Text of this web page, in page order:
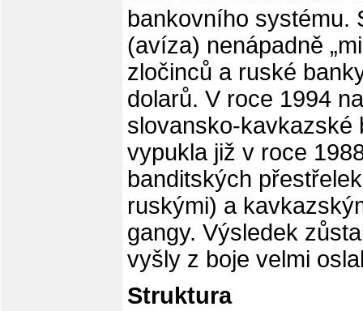
bankovního systému.
(avíza) nenápadně
zločinců a ruské
dolarů. V roce 1994
slovansko-kavkazské
vypukla již v roce
banditských
ruskými) a
gangy. Výsledek
vyšly z boje velmi
Struktura